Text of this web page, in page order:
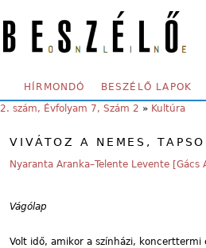
SECONDARY MENU
HÍRMONDÓ BESZÉLŐ LAPOK
YOU ARE HERE:
2. szám, Évfolyam 7, Szám 2 » Kultúra
VIVÁTOZ A NEMES,
Nyaranta Aranka–Telente Levente [Gács
Vágólap
Volt idő, amikor a színházi,